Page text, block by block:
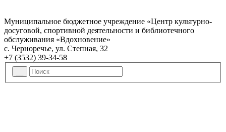
Муниципальное бюджетное учреждение «Центр культурно-
досуговой, спортивной деятельности и библиотечного
обслуживания «Вдохновение»
с. Черноречье, ул. Степная, 32
+7 (3532) 39-34-58